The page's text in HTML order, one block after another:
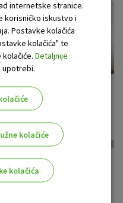
u eurima s fiksnom
otplate!
internetske stranice.
korisničko iskustvo i
Postavke kolačića
kolačića" te
Detaljnije
upotrebi.
kolačiće
kolačića